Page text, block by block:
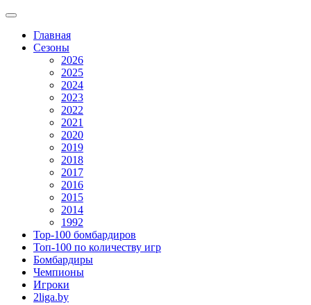
Главная
Сезоны
2026
2025
2024
2023
2022
2021
2020
2019
2018
2017
2016
2015
2014
1992
Top-100 бомбардиров
Топ-100 по количеству игр
Бомбардиры
Чемпионы
Игроки
2liga.by